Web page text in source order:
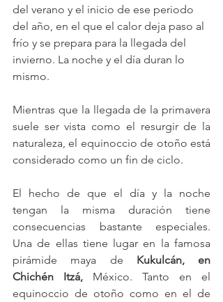
del verano y el inicio de ese periodo
del año, en el que el calor deja paso al
frío y se prepara para la llegada del
invierno. La noche y el día duran lo
mismo.
Mientras que la llegada de la primavera
suele ser vista como el resurgir de la
naturaleza, el equinoccio de otoño está
considerado como un fin de ciclo.
El hecho de que el día y la noche
tengan la misma duración tiene
consecuencias bastante especiales.
Una de ellas tiene lugar en la famosa
pirámide maya de Kukulcán, en
Chichén Itzá, México. Tanto en el
equinoccio de otoño como en el de